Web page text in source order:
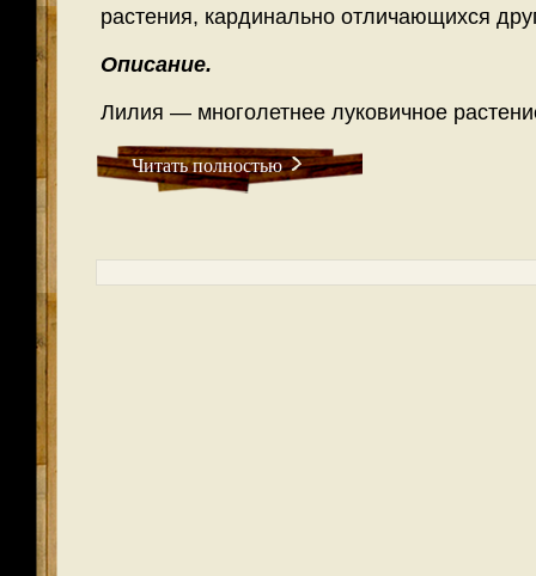
растения, кардинально отличающихся
Описание.
Лилия — многолетнее луковичное
Читать полностью